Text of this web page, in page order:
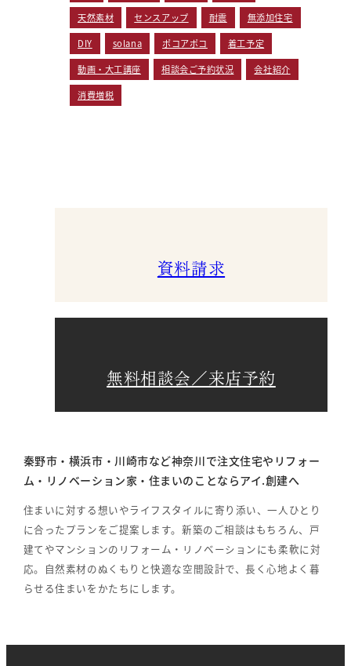
天然素材 センスアップ 耐震 無添加住宅
DIY solana ポコアポコ 着工予定
動画・大工講座 相談会ご予約状況 会社紹介
消費増税
資料請求
無料相談会／来店予約
秦野市・横浜市・川崎市など神奈川で注文住宅やリフォー
ム・リノベーション家・住まいのことならアイ.創建へ
住まいに対する想いやライフスタイルに寄り添い、一人ひとり
に合ったプランをご提案します。新築のご相談はもちろん、戸
建てやマンションのリフォーム・リノベーションにも柔軟に対
応。自然素材のぬくもりと快適な空間設計で、長く心地よく暮
らせる住まいをかたちにします。